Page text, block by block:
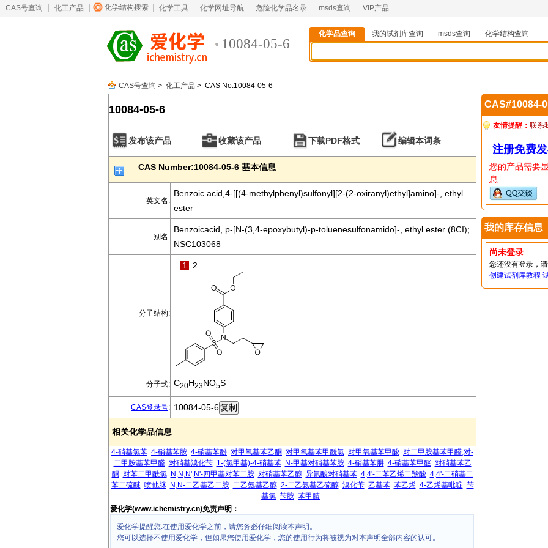
CAS号查询 化工产品 化学结构搜索 化学工具 化学网址导航 危险化学品名录 msds查询 VIP产品
10084-05-6
化学品查询 我的试剂库查询 msds查询
化学结构查询
CAS号查询 > 化工产品 > CAS No.10084-05-6
10084-05-6
发布该产品 收藏该产品 下载PDF格式 编辑本词条
CAS Number:10084-05-6 基本信息
英文名:
Benzoic acid,4-[[(4-methylphenyl)sulfonyl][2-(2-oxiranyl)ethyl]amino]-, ethyl
ester
别名:
Benzoicacid, p-[N-(3,4-epoxybutyl)-p-toluenesulfonamido]-, ethyl ester (8CI);
NSC103068
分子结构:
1 2
分子式: C20H23NO5S
CAS登录号: 10084-05-6
相关化学品信息
4-硝基氯苯 4-硝基苯胺 4-硝基苯酚 对甲氧基苯乙酮 对甲氧基苯甲酰氯 对甲氧基苯甲酸 对二甲胺基苯甲醛,对-
二甲胺基苯甲醛 对硝基溴化苄 1-(氯甲基)-4-硝基苯 N-甲基对硝基苯胺 4-硝基苯肼 4-硝基苯甲醚 对硝基苯乙
酮 对苯二甲酰氯 N,N,N',N'-四甲基对苯二胺 对硝基苯乙醇 异氰酸对硝基苯 4,4'-二苯乙烯二羧酸 4,4'-二硝基二
苯二硫醚 喷他脒 N,N-二乙基乙二胺 二乙氨基乙醇 2-二乙氨基乙硫醇 溴化苄 乙基苯 苯乙烯 4-乙烯基吡啶 苄
基氯 苄胺 苯甲腈
爱化学(www.ichemistry.cn)免责声明：
爱化学提醒您:在使用爱化学之前，请您务必仔细阅读本声明。
您可以选择不使用爱化学，但如果您使用爱化学，您的使用行为将被视为对本声明全部内容的认可。
CAS#10084-
友情提醒： 联系
注册免费
您的产品需要
息
我的库存信息
尚未登录
您还没有登录，
创建试剂库教程